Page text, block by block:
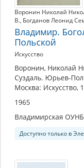
Воронин Николай
В., Богданов Леонид
Владимир.
Польской
Искусство
Воронин, Николай
Суздаль. Юрьев-
Москва: Искусство,
1965
Владимирская ОУНБ
Доступно только в